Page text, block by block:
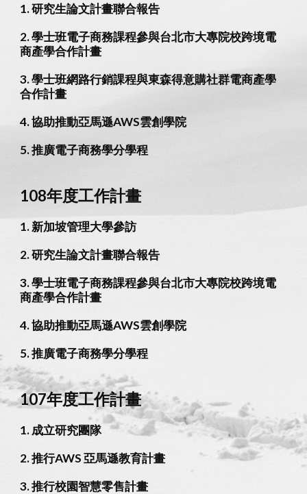
1. 研究生論文計畫聯合報告
2. 學士班電子商務課程參與台北市大專院校跨境電
商產學合作計畫
3. 學士班網路行銷課程與東森得意購社群電商產學
合作計畫
4. 協助推動亞馬遜AWS雲創學院
5. 推廣電子商務學分學程
108年度工作計畫
1. 新加坡管理大學參訪
2. 研究生論文計畫聯合報告
3. 學士班電子商務課程參與台北市大專院校跨境電
商產學合作計畫
4. 協助推動亞馬遜AWS雲創學院
5. 推廣電子商務學分學程
107年度工作計畫
1. 成立研究團隊
2. 推行AWS 亞馬遜教育計畫
3. 推行校園智慧零售計畫